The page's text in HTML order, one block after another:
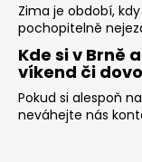
Zima je období,
pochopitelně
Kde si v Brně
víkend či
Pokud si alespoň
neváhejte nás